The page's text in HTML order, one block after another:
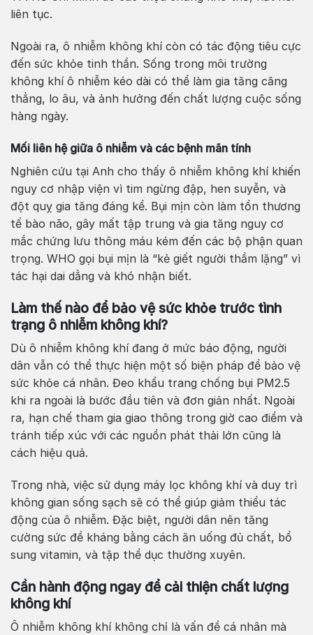
liên tục.
Ngoài ra, ô nhiễm không khí còn có tác động tiêu cực
đến sức khỏe tinh thần. Sống trong môi trường
không khí ô nhiễm kéo dài có thể làm gia tăng căng
thẳng, lo âu, và ảnh hưởng đến chất lượng cuộc sống
hàng ngày.
Mối liên hệ giữa ô nhiễm và các bệnh mãn tính
Nghiên cứu tại Anh cho thấy ô nhiễm không khí khiến
nguy cơ nhập viện vì tim ngừng đập, hen suyễn, và
đột quỵ gia tăng đáng kể. Bụi mịn còn làm tổn thương
tế bào não, gây mất tập trung và gia tăng nguy cơ
mắc chứng lưu thông máu kém đến các bộ phận quan
trọng. WHO gọi bụi mịn là “kẻ giết người thầm lặng” vì
tác hại dai dẳng và khó nhận biết.
Làm thế nào để bảo vệ sức khỏe trước tình
trạng ô nhiễm không khí?
Dù ô nhiễm không khí đang ở mức báo động, người
dân vẫn có thể thực hiện một số biện pháp để bảo vệ
sức khỏe cá nhân. Đeo khẩu trang chống bụi PM2.5
khi ra ngoài là bước đầu tiên và đơn giản nhất. Ngoài
ra, hạn chế tham gia giao thông trong giờ cao điểm và
tránh tiếp xúc với các nguồn phát thải lớn cũng là
cách hiệu quả.
Trong nhà, việc sử dụng máy lọc không khí và duy trì
không gian sống sạch sẽ có thể giúp giảm thiểu tác
động của ô nhiễm. Đặc biệt, người dân nên tăng
cường sức đề kháng bằng cách ăn uống đủ chất, bổ
sung vitamin, và tập thể dục thường xuyên.
Cần hành động ngay để cải thiện chất lượng
không khí
Ô nhiễm không khí không chỉ là vấn đề cá nhân mà